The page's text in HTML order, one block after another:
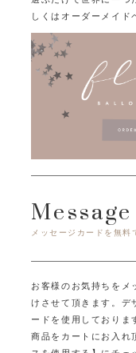
しくはオーダーメイド
メッセージカードを無料
お客様のお気持ちをメ
けさせて頂きます。 デ
ードを使用しておりま
商品をカートにお入れ